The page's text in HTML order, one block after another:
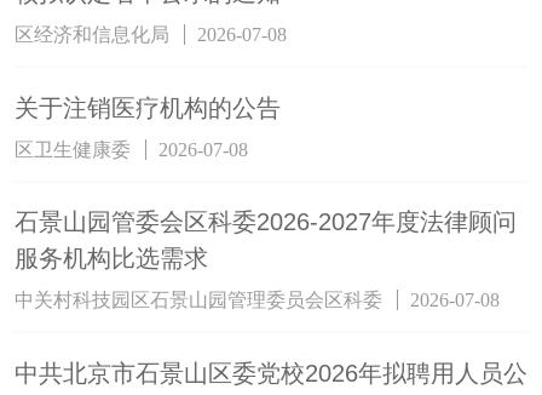
区经济和信息化局 2026-07-08
关于注销医疗机构的公告
区卫生健康委 2026-07-08
石景山园管委会区科委2026-2027年度法律顾问
服务机构比选需求
中关村科技园区石景山园管理委员会区科委 2026-07-08
中共北京市石景山区委党校2026年拟聘用人员公